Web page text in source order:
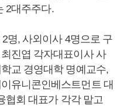
2대주주다.
명, 사외이사 4명으로 구
진엽 각자대표이사 사
교 경영대학 명예교수,
유니콘인베스트먼트 대
협회 대표가 각각 맡고